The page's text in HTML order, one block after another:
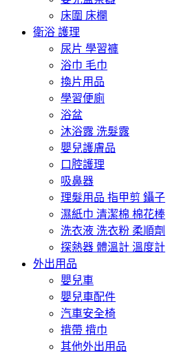
床圍 床欄
衛浴 護理
尿片 學習褲
浴巾 毛巾
換片用品
學習便廁
浴盆
沐浴露 洗髮露
嬰兒護膚品
口腔護理
吸鼻器
理髮用品 指甲剪 鑷子
濕紙巾 清潔棉 棉花棒
洗衣液 洗衣粉 柔順劑
探熱器 體溫計 溫度計
外出用品
嬰兒車
嬰兒車配件
汽車安全椅
揹帶 揹巾
其他外出用品